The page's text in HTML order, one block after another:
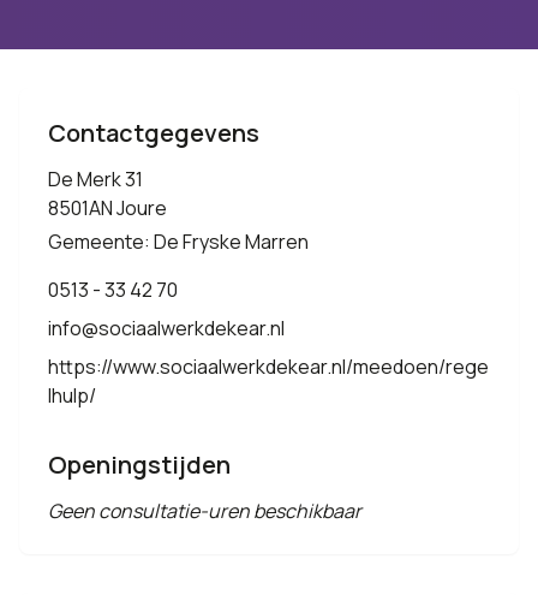
Contactgegevens
De Merk 31
8501AN Joure
Gemeente: De Fryske Marren
0513 - 33 42 70
info@sociaalwerkdekear.nl
https://www.sociaalwerkdekear.nl/meedoen/rege
lhulp/
Openingstijden
Geen consultatie-uren beschikbaar